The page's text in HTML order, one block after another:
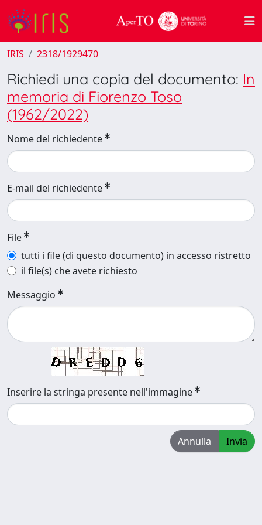
IRIS 2318/1929470
Richiedi una copia del documento: In
memoria di Fiorenzo Toso
(1962/2022)
Nome del richiedente
E-mail del richiedente
File
tutti i file (di questo documento) in accesso ristretto
il file(s) che avete richiesto
Messaggio
Inserire la stringa presente nell'immagine
Annulla Invia